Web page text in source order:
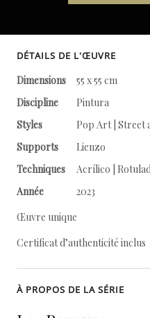
DÉTAILS DE L'ŒUVRE
Dimensions
55 x 55 cm
Discipline
Pintura
Styles
Pop Art | Street
Supports
Lienzo
Techniques
Acrílico |
Année
2023
Œuvre unique
Certificat d’authenticité inclus
À PROPOS DE LA SÉRIE